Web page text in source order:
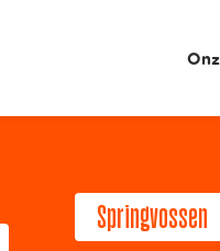
Springvossen